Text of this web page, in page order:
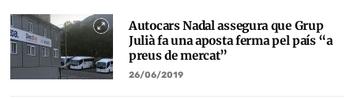
Autocars Nadal assegura que Grup
Julià fa una aposta ferma pel país “a
preus de mercat”
26/06/2019